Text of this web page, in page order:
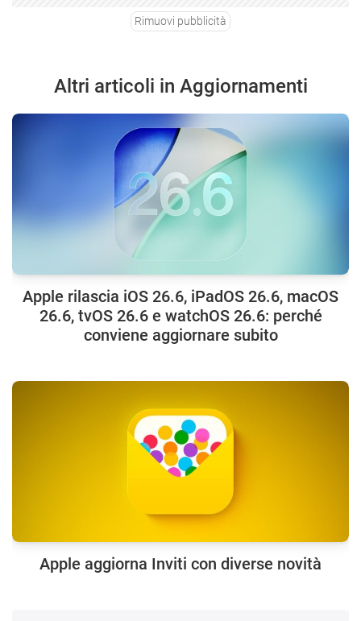
Rimuovi pubblicità
Altri articoli in Aggiornamenti
Apple rilascia iOS 26.6, iPadOS 26.6, macOS
26.6, tvOS 26.6 e watchOS 26.6: perché
conviene aggiornare subito
Apple aggiorna Inviti con diverse novità